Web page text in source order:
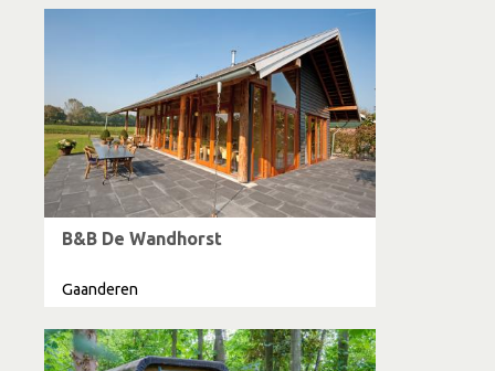
B&B De Wandhorst
Gaanderen